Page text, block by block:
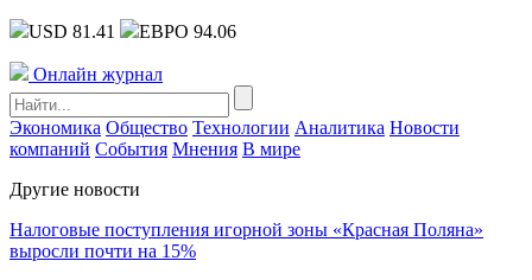
USD 81.41 ЕВРО 94.06
Онлайн журнал
Экономика Общество Технологии Аналитика Новости
компаний События Мнения В мире
Другие новости
Налоговые поступления игорной зоны «Красная Поляна»
выросли почти на 15%